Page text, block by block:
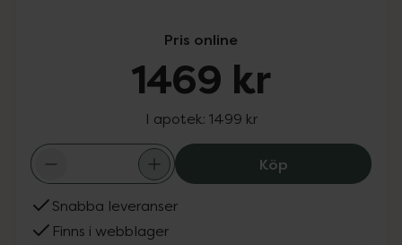
Pris online
1469 kr
I apotek: 1499 kr
KöpTEMPUR
Snabba leveranser
Finns i webblager